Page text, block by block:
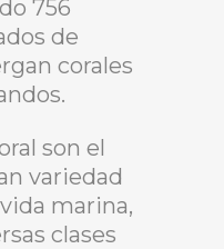
756
de
corales
son el
variedad
marina,
clases